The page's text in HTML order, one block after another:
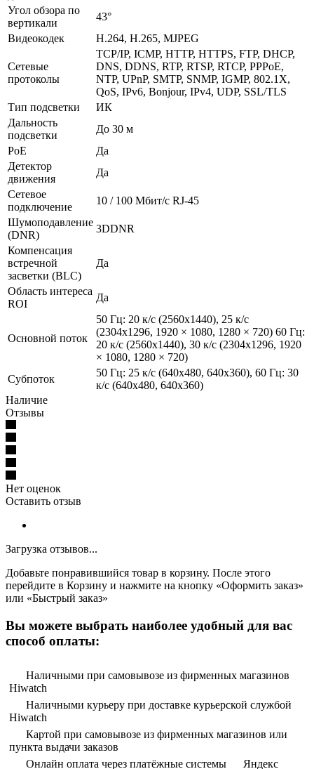
Угол обзора по
вертикали
43°
Видеокодек
H.264, H.265, MJPEG
Сетевые
протоколы
TCP/IP, ICMP, HTTP, HTTPS, FTP, DHCP,
DNS, DDNS, RTP, RTSP, RTCP, PPPoE,
NTP, UPnP, SMTP, SNMP, IGMP, 802.1X,
QoS, IPv6, Bonjour, IPv4, UDP, SSL/TLS
Тип подсветки
ИК
Дальность
подсветки
До 30 м
PoE
Да
Детектор
движения
Да
Сетевое
подключение
10 / 100 Mбит/с RJ-45
Шумоподавление
(DNR)
3DDNR
Компенсация
встречной
засветки (BLC)
Да
Область интереса
ROI
Да
Основной поток
50 Гц: 20 к/с (2560х1440), 25 к/с
(2304х1296, 1920 × 1080, 1280 × 720) 60 Гц:
20 к/с (2560х1440), 30 к/с (2304х1296, 1920
× 1080, 1280 × 720)
Субпоток
50 Гц: 25 к/с (640x480, 640x360), 60 Гц: 30
к/с (640x480, 640x360)
Наличие
Отзывы
Нет оценок
Оставить отзыв
Загрузка отзывов...
Добавьте понравившийся товар в корзину. После этого
перейдите в Корзину и нажмите на кнопку «Оформить заказ»
или «Быстрый заказ»
Вы можете выбрать наиболее удобный для вас
способ оплаты:
Наличными при самовывозе из фирменных магазинов
Hiwatch
Наличными курьеру при доставке курьерской службой
Hiwatch
Картой при самовывозе из фирменных магазинов или
пункта выдачи заказов
Онлайн оплата через платёжные системы
Яндекс